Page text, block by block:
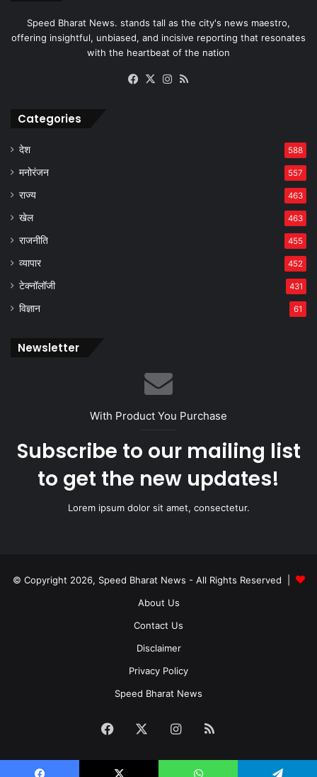
Speed Bharat News. stands tall as the city's news maestro,
offering insightful, unbiased, and incisive reporting that resonates
with the heartbeat of the nation
Facebook
X Instagram
Categories
देश 588
मनोरंजन 557
राज्य 463
खेल 463
राजनीति 455
व्यापार 452
टेक्नॉलॉजी 431
विज्ञान 61
Newsletter
With Product You Purchase
Subscribe to our mailing list
to get the new updates!
Lorem ipsum dolor sit amet, consectetur.
© Copyright 2026, Speed Bharat News - All Rights Reserved |
About Us
Contact Us
Disclaimer
Privacy Policy
Speed Bharat News
Facebook Instagram
RSS